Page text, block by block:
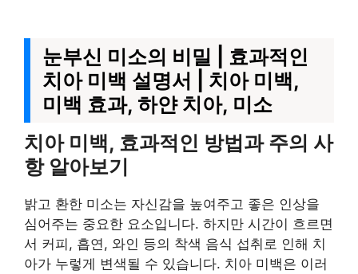
눈부신 미소의 비밀 | 효과적인
치아 미백 설명서 | 치아 미백,
미백 효과, 하얀 치아, 미소
치아 미백, 효과적인 방법과 주의 사
항 알아보기
밝고 환한 미소는 자신감을 높여주고 좋은 인상을
심어주는 중요한 요소입니다. 하지만 시간이 흐르면
서 커피, 흡연, 와인 등의 착색 음식 섭취로 인해 치
아가 누렇게 변색될 수 있습니다. 치아 미백은 이러